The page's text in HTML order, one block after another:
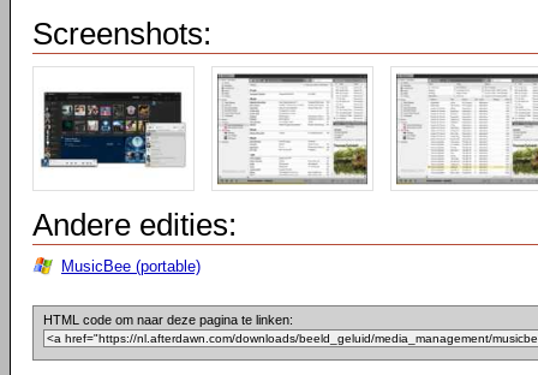
Screenshots:
Andere edities:
MusicBee (portable)
HTML code om naar deze pagina te linken: